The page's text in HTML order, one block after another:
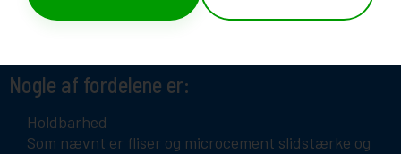
Nogle af fordelene er:
Holdbarhed
Som nævnt er fliser og microcement slidstærke og